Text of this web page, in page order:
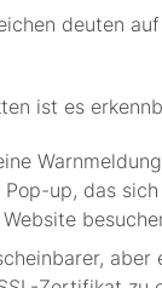
deuten
ist es
Pop-up, das
aber